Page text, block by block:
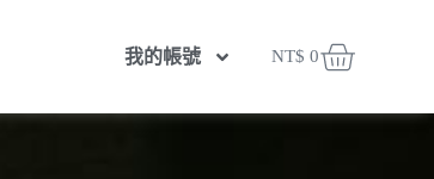
我的帳號 NT$ 0